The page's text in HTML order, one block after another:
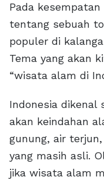
Pada
tentang sebuah
populer di
Tema yang akan
“wisata alam di
Indonesia dikenal
akan keindahan
gunung, air
yang masih asli.
jika wisata alam